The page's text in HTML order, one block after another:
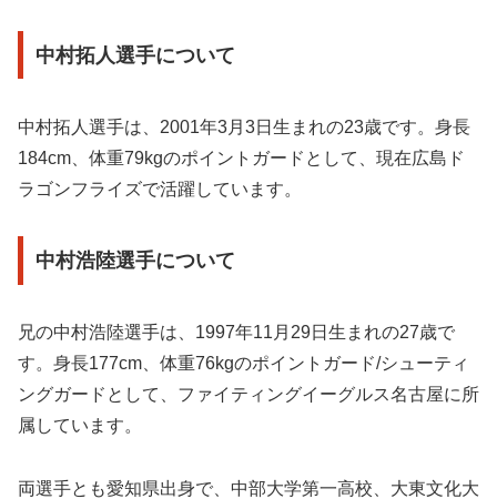
中村拓人選手について
中村拓人選手は、2001年3月3日生まれの23歳です。身長
184cm、体重79kgのポイントガードとして、現在広島ド
ラゴンフライズで活躍しています。
中村浩陸選手について
兄の中村浩陸選手は、1997年11月29日生まれの27歳で
す。身長177cm、体重76kgのポイントガード/シューティ
ングガードとして、ファイティングイーグルス名古屋に所
属しています。
両選手とも愛知県出身で、中部大学第一高校、大東文化大